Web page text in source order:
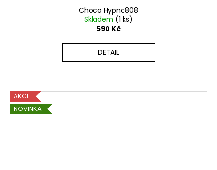
Choco Hypno808
Skladem (1 ks)
590 Kč
DETAIL
AKCE
NOVINKA